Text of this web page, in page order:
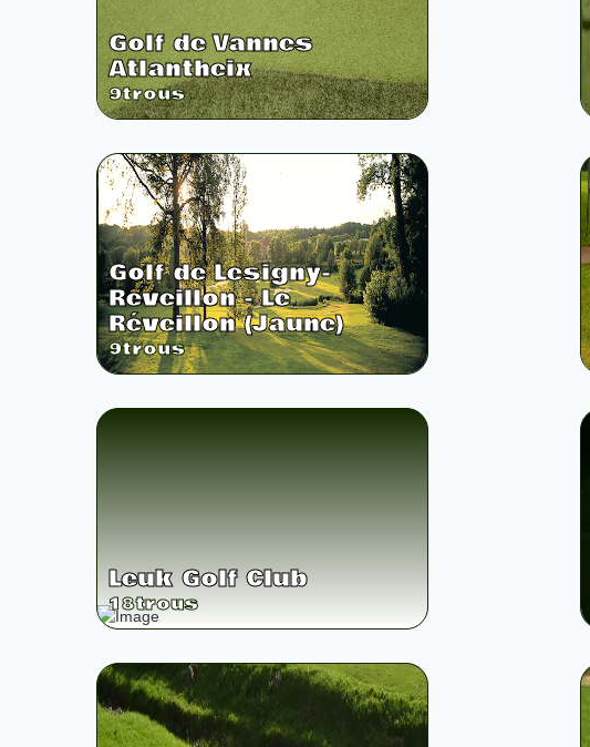
Golf de Vannes
Atlantheix
9trous
Golf de Lesigny-
Reveillon - Le
Réveillon (Jaune)
9trous
Leuk Golf Club
18trous